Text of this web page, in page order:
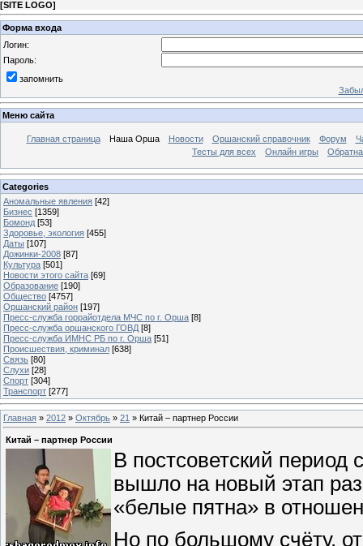
[SITE LOGO]
Форма входа
Логин:
Пароль:
запомнить
Меню сайта
Главная страница Наша Орша Новости Оршанский справочник Форум
Тесты для всех
Онлайн игры
Categories
Аномальные явления [42]
Бизнес [1359]
Бомонд [53]
Здоровье, экология [455]
Даты [107]
Дожинки-2008 [87]
Культура [501]
Новости этого сайта [69]
Образование [190]
Общество [4757]
Оршанский район [197]
Пресс-служба горрайотдела МЧС по г. Орша [8]
Пресс-служба оршанского ГОВД [8]
Пресс-служба ИМНС РБ по г. Орша [51]
Проиcшествия, криминал [638]
Связь [80]
Слухи [28]
Спорт [304]
Транспорт [277]
Главная » 2012 » Октябрь » 21 » Китай – партнер России
Китай – партнер России
В постсоветский
вышло на новый этап
«белые пятна» в
Но по большому счёту,